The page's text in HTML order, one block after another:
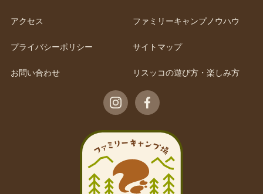
アクセス ファミリーキャンプノウハウ
プライバシーポリシー サイトマップ
お問い合わせ リスッコの遊び方・楽しみ方